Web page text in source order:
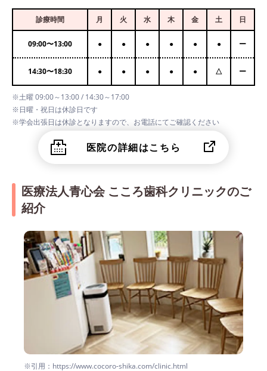
診療時間 月 火 水 木 金 土 日
09:00〜13:00 ● ● ● ● ● ● ー
14:30〜18:30 ● ● ● ● ● △ ー
※土曜 09:00～13:00 / 14:30～17:00
※日曜・祝日は休診日です
※学会出張日は休診となりますので、お電話にてご確認ください
医院の詳細はこちら
医療法人青心会 こころ歯科クリニックのご
紹介
※引用：https://www.cocoro-shika.com/clinic.html